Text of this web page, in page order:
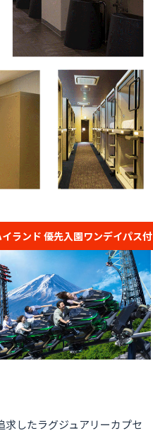
ランド 優先入園ワンデイパス付
したラグジュアリーカプセ